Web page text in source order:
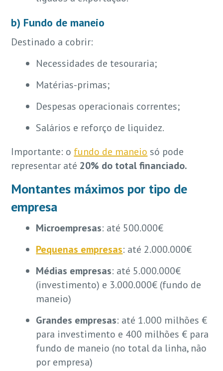
b) Fundo de maneio
Destinado a cobrir:
Necessidades de tesouraria;
Matérias-primas;
Despesas operacionais correntes;
Salários e reforço de liquidez.
Importante: o fundo de maneio só pode
representar até 20% do total financiado.
Montantes máximos por tipo de
empresa
Microempresas: até 500.000€
Pequenas empresas: até 2.000.000€
Médias empresas: até 5.000.000€
(investimento) e 3.000.000€ (fundo de
maneio)
Grandes empresas: até 1.000 milhões €
para investimento e 400 milhões € para
fundo de maneio (no total da linha, não
por empresa)